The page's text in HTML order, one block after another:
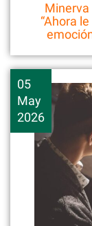
Minerva
“Ahora
05
May
2026